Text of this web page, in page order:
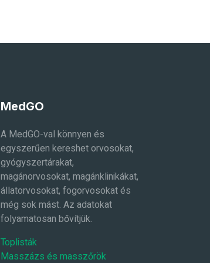
MedGO
A MedGO-val könnyen és
egyszerűen kereshet orvosokat,
gyógyszertárakat,
magánorvosokat, magánklinikákat,
állatorvosokat, fogorvosokat és
még sok mást. Az adatokat
folyamatosan bővítjük.
Toplisták
Masszázs és masszőrök